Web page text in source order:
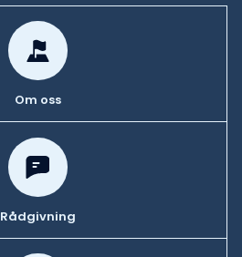
Om oss
Rådgivning